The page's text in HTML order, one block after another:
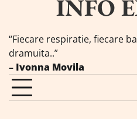
INFO
“Fiecare respiratie, fiecare
dramuita..”
– Ivonna Movila